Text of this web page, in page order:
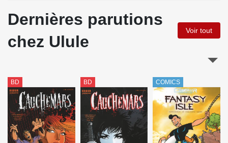
Dernières parutions
chez Ulule
Voir tout
BD BD COMICS